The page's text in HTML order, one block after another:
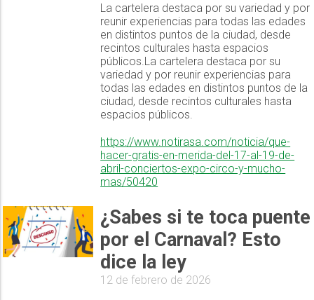
La cartelera destaca por su variedad y por
reunir experiencias para todas las edades
en distintos puntos de la ciudad, desde
recintos culturales hasta espacios
públicos.La cartelera destaca por su
variedad y por reunir experiencias para
todas las edades en distintos puntos de la
ciudad, desde recintos culturales hasta
espacios públicos.
https://www.notirasa.com/noticia/que-
hacer-gratis-en-merida-del-17-al-19-de-
abril-conciertos-expo-circo-y-mucho-
mas/50420
¿Sabes si te toca puente
por el Carnaval? Esto
dice la ley
12 de febrero de 2026